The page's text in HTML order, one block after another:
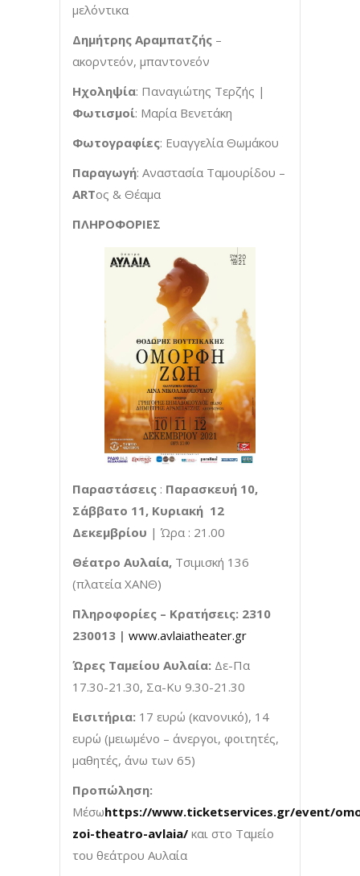
μελόντικα
Δημήτρης Αραμπατζής –
ακορντεόν, μπαντονεόν
Ηχοληψία: Παναγιώτης Τερζής |
Φωτισμοί: Μαρία Βενετάκη
Φωτογραφίες: Ευαγγελία Θωμάκου
Παραγωγή: Αναστασία Ταμουρίδου –
ARTος & Θέαμα
ΠΛΗΡΟΦΟΡΙΕΣ
Παραστάσεις : Παρασκευή 10,
Σάββατο 11, Κυριακή 12
Δεκεμβρίου | Ώρα : 21.00
Θέατρο Αυλαία, Τσιμισκή 136
(πλατεία ΧΑΝΘ)
Πληροφορίες – Κρατήσεις: 2310
230013 | www.avlaiatheater.gr
Ώρες Ταμείου Αυλαία: Δε-Πα
17.30-21.30, Σα-Κυ 9.30-21.30
Εισιτήρια: 17 ευρώ (κανονικό), 14
ευρώ (μειωμένο – άνεργοι, φοιτητές,
μαθητές, άνω των 65)
Προπώληση:
Μέσωhttps://www.ticketservices.gr/event/
zoi-theatro-avlaia/ και στο Ταμείο
του θεάτρου Αυλαία